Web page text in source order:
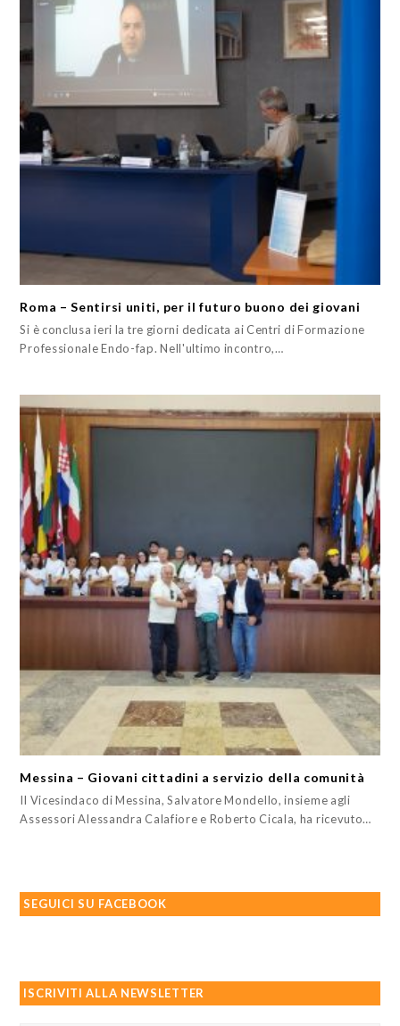
Roma – Sentirsi uniti, per il futuro buono dei giovani
Si è conclusa ieri la tre giorni dedicata ai Centri di Formazione
Professionale Endo-fap. Nell'ultimo incontro,…
Messina – Giovani cittadini a servizio della comunità
Il Vicesindaco di Messina, Salvatore Mondello, insieme agli
Assessori Alessandra Calafiore e Roberto Cicala, ha ricevuto…
SEGUICI SU FACEBOOK
ISCRIVITI ALLA NEWSLETTER